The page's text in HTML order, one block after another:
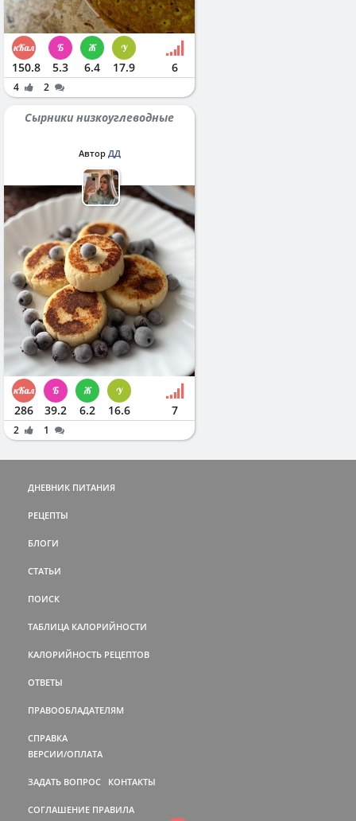
150.8 5.3 6.4 17.9 6
4 2
Сырники низкоуглеводные
Автор ДД
286 39.2 6.2 16.6 7
2 1
ДНЕВНИК ПИТАНИЯ
РЕЦЕПТЫ
БЛОГИ
СТАТЬИ
ПОИСК
ТАБЛИЦА КАЛОРИЙНОСТИ
КАЛОРИЙНОСТЬ РЕЦЕПТОВ
ОТВЕТЫ
ПРАВООБЛАДАТЕЛЯМ
СПРАВКА
ВЕРСИИ/ОПЛАТА
ЗАДАТЬ ВОПРОС КОНТАКТЫ
СОГЛАШЕНИЕ ПРАВИЛА